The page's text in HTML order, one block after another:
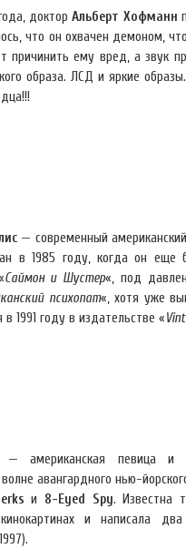
докторАльберт Хофманн
что он охвачен демоном,
причинить ему вред, а звук
образа. ЛСД и яркие
— современный
в 1985 году, когда он еще
Саймон и Шустер«, под
психопат«, хотя уже
1991 году в издательстве «
— американская певица и
авангардного нью-
и 8-Eyed Spy. Известна
и написала